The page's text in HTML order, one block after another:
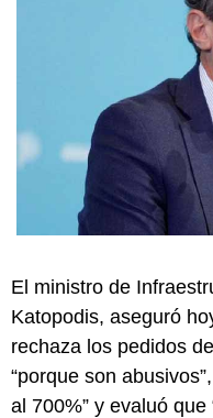
El ministro de
Katopodis, aseguró
rechaza los pedidos
“porque son
al 700%” y evaluó